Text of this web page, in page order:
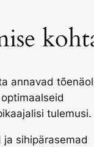
annavad
tulemusi.
sihipärasemad